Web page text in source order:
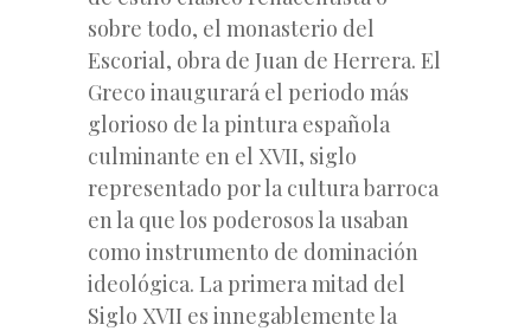
sobre todo, el monasterio del
Escorial, obra de Juan de Herrera. El
Greco inaugurará el periodo más
glorioso de la pintura española
culminante en el XVII, siglo
representado por la cultura barroca
en la que los poderosos la usaban
como instrumento de dominación
ideológica. La primera mitad del
Siglo XVII es innegablemente la